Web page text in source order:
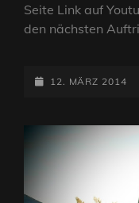
Seite Link auf
den nächsten
POSTED-
12. MÄRZ 2014